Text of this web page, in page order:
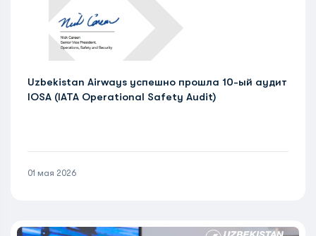
Uzbekistan Airways успешно прошла 10-ый аудит
IOSA (IATA Operational Safety Audit)
01 мая 2026